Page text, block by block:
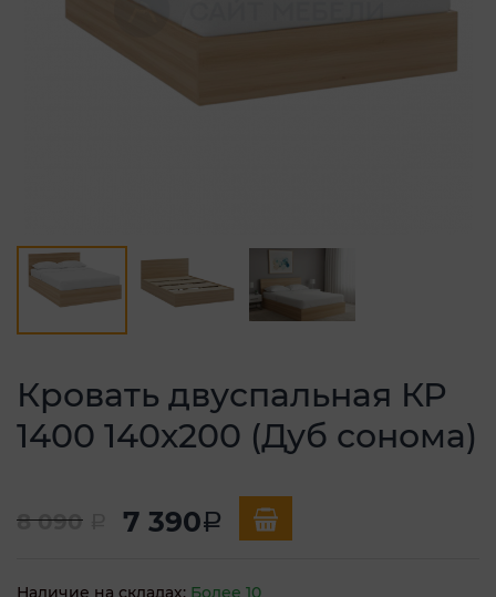
Кровать двуспальная КР
1400 140х200 (Дуб сонома)
8 090 7 390a
Наличие на складах: Более 10